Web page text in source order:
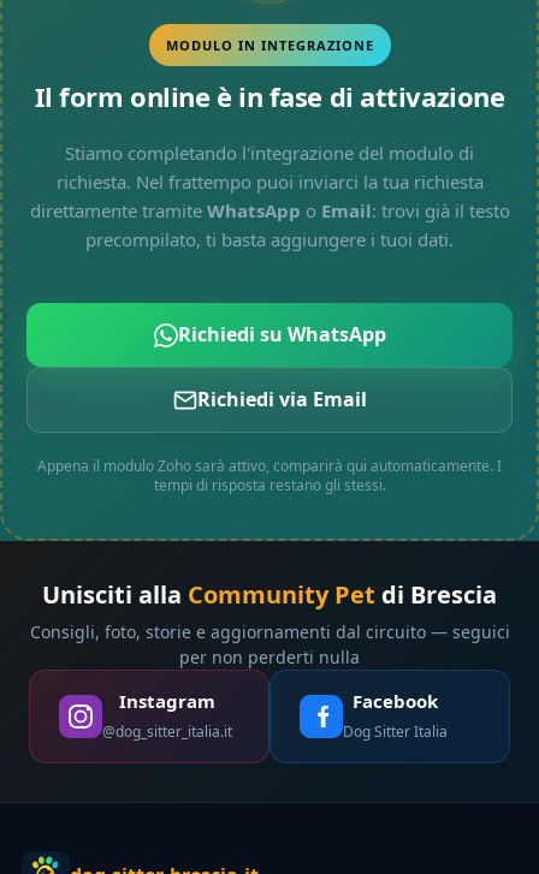
MODULO IN INTEGRAZIONE
Il form online è in fase di attivazione
Stiamo completando l'integrazione del modulo di
richiesta. Nel frattempo puoi inviarci la tua richiesta
direttamente tramite WhatsApp o Email: trovi già il testo
precompilato, ti basta aggiungere i tuoi dati.
Richiedi su WhatsApp
Richiedi via Email
Appena il modulo Zoho sarà attivo, comparirà qui automaticamente. I
tempi di risposta restano gli stessi.
Unisciti alla Community Pet di Brescia
Consigli, foto, storie e aggiornamenti dal circuito — seguici
per non perderti nulla
Instagram
@dog_sitter_italia.it
Facebook
Dog Sitter Italia